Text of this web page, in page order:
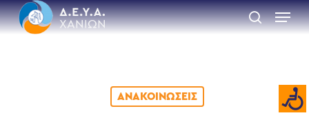
Skip
to
main
search
Menu
ΑΝΑΚΟΙΝΏΣΕΙΣ